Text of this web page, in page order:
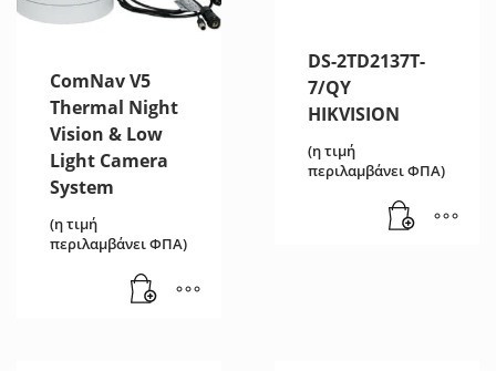
ComNav V5
Thermal Night
Vision & Low
Light Camera
System
(η τιμή
περιλαμβάνει ΦΠΑ)
DS-2TD2137T-
7/QY
HIKVISION
(η τιμή
περιλαμβάνει ΦΠΑ)